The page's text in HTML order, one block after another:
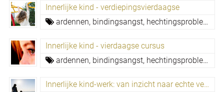
Innerlijke kind - verdiepingsvierdaagse
ardennen, bindingsangst, hechtingsproblematiek,
Innerlijke kind - vierdaagse cursus
ardennen, bindingsangst, hechtingsproblematiek,
Innerlijke kind-werk: van inzicht naar echte verandering